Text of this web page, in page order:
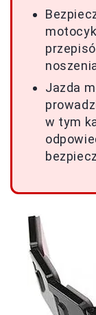
Jazda
w tym